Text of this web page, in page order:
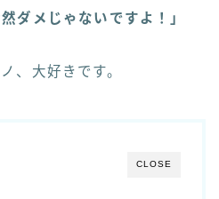
然ダメじゃないですよ！」
、大好きです。
CLOSE